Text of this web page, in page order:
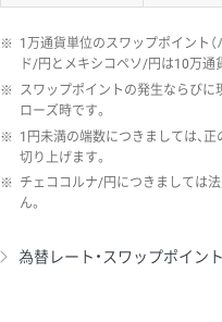
※ 1万通貨単位のスワップポイント
ド/円とメキシコペソ/円は10万通
※ スワップポイントの発生ならびに
ローズ時です。
※ 1円未満の端数につきましては、
切り上げます。
※ チェココルナ/円につきましては
ん。
為替レート・スワップポイント